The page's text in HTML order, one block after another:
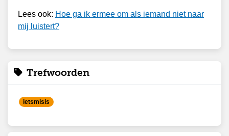
Lees ook: Hoe ga ik ermee om als iemand niet naar
mij luistert?
Trefwoorden
ietsmisis